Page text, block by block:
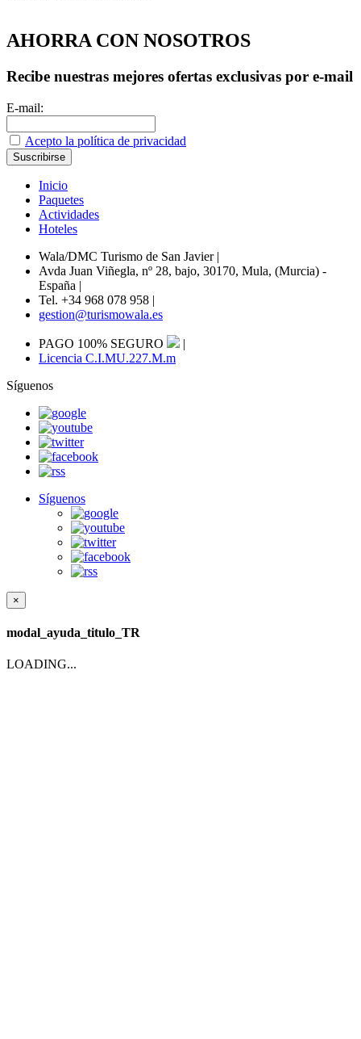
AHORRA CON NOSOTROS
Recibe nuestras mejores ofertas exclusivas por e-mail
E-mail:
Acepto la política de privacidad
Inicio
Paquetes
Actividades
Hoteles
Wala/DMC Turismo de San Javier |
Avda Juan Viñegla, nº 28, bajo, 30170, Mula, (Murcia) -
España |
Tel. +34 968 078 958 |
gestion@turismowala.es
PAGO 100% SEGURO
|
Licencia C.I.MU.227.M.m
Síguenos
Síguenos
×
modal_ayuda_titulo_TR
LOADING...